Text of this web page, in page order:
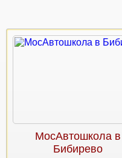
МосАвтошкола в
Бибирево